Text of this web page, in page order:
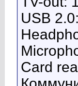
USB
Card